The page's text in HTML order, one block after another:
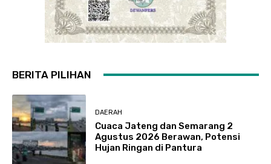
BERITA PILIHAN
DAERAH
Cuaca Jateng dan Semarang 2
Agustus 2026 Berawan, Potensi
Hujan Ringan di Pantura